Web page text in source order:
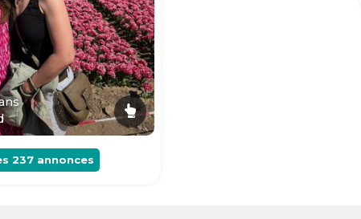
237 annonces